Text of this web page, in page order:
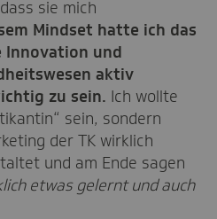
sie mich
Mindset hatte ich das
Innovation und
aktiv
zu sein. Ich wollte
sein, sondern
der TK wirklich
und am Ende sagen
etwas gelernt und auch